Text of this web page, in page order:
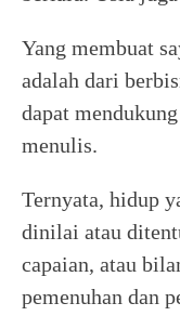
Yang membuat
adalah dari
dapat
menulis.
Ternyata, hidup
dinilai atau
capaian, atau
pemenuhan dan